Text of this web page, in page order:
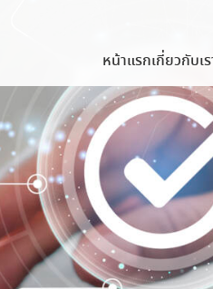
หน้าแรกเกี่ยวกับเ